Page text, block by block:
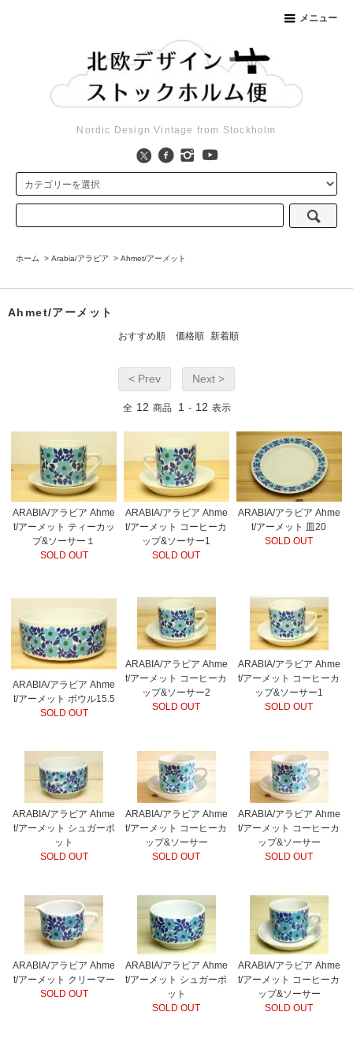
メニュー
Nordic Design Vintage from Stockholm
ホーム > Arabia/アラビア > Ahmet/アーメット
Ahmet/アーメット
おすすめ順 価格順 新着順
< Prev Next >
全 12 商品 1 - 12 表示
ARABIA/アラビア Ahme
t/アーメット ティーカッ
プ&ソーサー１
SOLD OUT
ARABIA/アラビア Ahme
t/アーメット コーヒーカ
ップ&ソーサー1
SOLD OUT
ARABIA/アラビア Ahme
t/アーメット 皿20
SOLD OUT
ARABIA/アラビア Ahme
t/アーメット ボウル15.5
SOLD OUT
ARABIA/アラビア Ahme
t/アーメット コーヒーカ
ップ&ソーサー2
SOLD OUT
ARABIA/アラビア Ahme
t/アーメット コーヒーカ
ップ&ソーサー1
SOLD OUT
ARABIA/アラビア Ahme
t/アーメット シュガーポ
ット
SOLD OUT
ARABIA/アラビア Ahme
t/アーメット コーヒーカ
ップ&ソーサー
SOLD OUT
ARABIA/アラビア Ahme
t/アーメット コーヒーカ
ップ&ソーサー
SOLD OUT
ARABIA/アラビア Ahme
t/アーメット クリーマー
SOLD OUT
ARABIA/アラビア Ahme
t/アーメット シュガーポ
ット
SOLD OUT
ARABIA/アラビア Ahme
t/アーメット コーヒーカ
ップ&ソーサー
SOLD OUT